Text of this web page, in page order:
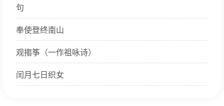
句
奉使登终南山
观搊筝（一作祖咏诗）
闰月七日织女